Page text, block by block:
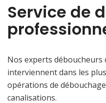
Service de
Nos experts déboucheurs
interviennent dans les
opérations de
canalisations.